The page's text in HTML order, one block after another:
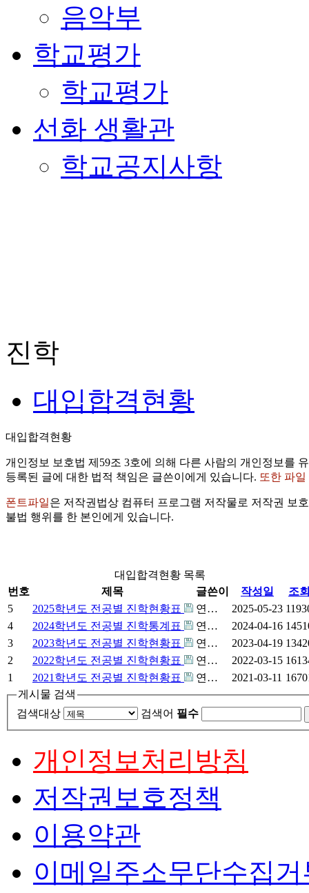
음악부
학교평가
학교평가
선화 생활관
학교공지사항
진학
대입합격현황
대입합격현황
개인정보 보호법 제59조 3호에 의해 다른 사람의 개인정보를
등록된 글에 대한 법적 책임은 글쓴이에게 있습니다. 또한 파
폰트파일은 저작권법상 컴퓨터 프로그램 저작물로 저작권 보
불법 행위를 한 본인에게 있습니다.
대입합격현황 목록
번호
제목 글쓴이 작성일
조
5
2025학년도 전공별 진학현황표 연… 2025-05-23
4
2024학년도 전공별 진학통계표 연… 2024-04-16
3
2023학년도 전공별 진학현황표 연… 2023-04-19
2
2022학년도 전공별 진학현황표 연… 2022-03-15
1
2021학년도 전공별 진학현황표 연… 2021-03-11
게시물 검색
검색대상
검색어 필수
개인정보처리방침
저작권보호정책
이용약관
이메일주소무단수집거